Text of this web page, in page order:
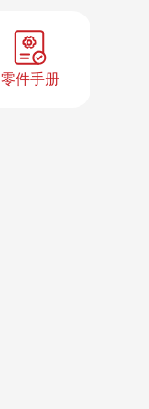
零件手册